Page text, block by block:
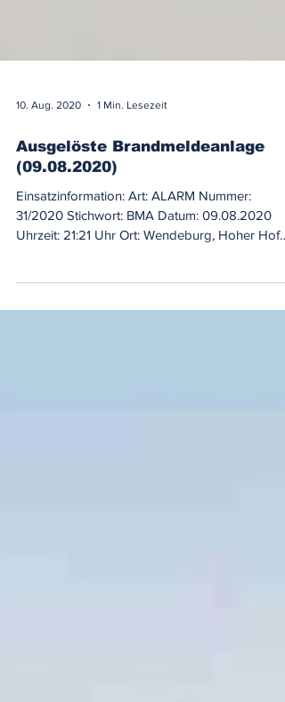
Ausgelöste Brandmeldeanlage
(09.08.2020)
Einsatzinformation: Art: ALARM Nummer:
31/2020 Stichwort: BMA Datum: 09.08.2020